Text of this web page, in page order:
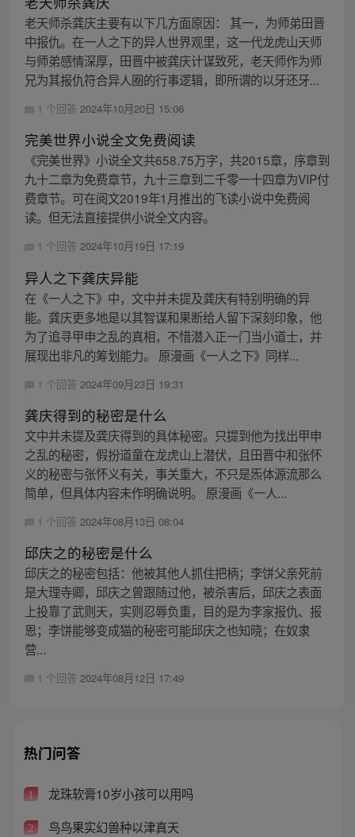
老天师杀龚庆主要有以下几方面原因： 其一，为师弟田晋
中报仇。在一人之下的异人世界观里，这一代龙虎山天师
与师弟感情深厚，田晋中被龚庆计谋致死，老天师作为师
兄为其报仇符合异人圈的行事逻辑，即所谓的以牙还牙...
1 个回答 2024年10月20日 15:06
完美世界小说全文免费阅读
《完美世界》小说全文共658.75万字，共2015章，序章到
九十二章为免费章节，九十三章到二千零一十四章为VIP付
费章节。可在阅文2019年1月推出的飞读小说中免费阅
读。但无法直接提供小说全文内容。
1 个回答 2024年10月19日 17:19
异人之下龚庆异能
在《一人之下》中，文中并未提及龚庆有特别明确的异
能。龚庆更多地是以其智谋和果断给人留下深刻印象，他
为了追寻甲申之乱的真相，不惜潜入正一门当小道士，并
展现出非凡的筹划能力。 原漫画《一人之下》同样...
1 个回答 2024年09月23日 19:31
龚庆得到的秘密是什么
文中并未提及龚庆得到的具体秘密。只提到他为找出甲申
之乱的秘密，假扮道童在龙虎山上潜伏，且田晋中和张怀
义的秘密与张怀义有关，事关重大，不只是炁体源流那么
简单，但具体内容未作明确说明。 原漫画《一人...
1 个回答 2024年08月13日 08:04
邱庆之的秘密是什么
邱庆之的秘密包括：他被其他人抓住把柄；李饼父亲死前
是大理寺卿，邱庆之曾跟随过他，被杀害后，邱庆之表面
上投靠了武则天，实则忍辱负重，目的是为李家报仇、报
恩；李饼能够变成猫的秘密可能邱庆之也知晓；在奴隶
营...
1 个回答 2024年08月12日 17:49
热门问答
1 龙珠软膏10岁小孩可以用吗
2 鸟鸟果实幻兽种以津真天